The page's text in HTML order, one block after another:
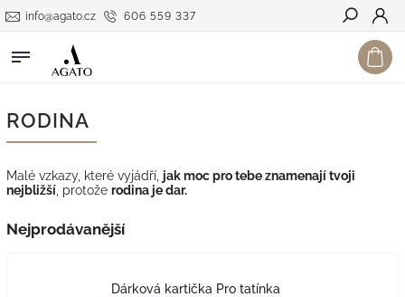
606 559 337
info@agato.cz
Hledat
RODINA
Malé vzkazy, které vyjádří, jak moc pro tebe znamenají tvoji
nejbližší , protože rodina je dar.
Nejprodávanější
Dárková kartička Pro tatínka